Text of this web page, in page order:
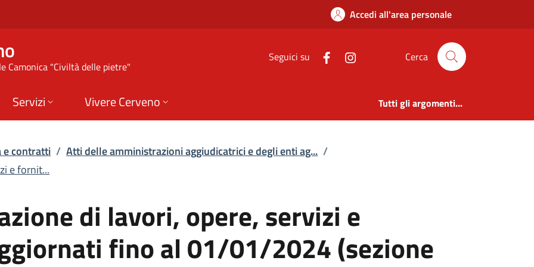
di lavori, opere, servizi e forniture
Accedi all'area personale
Camonica "Civiltà delle pietre"
Seguici su Cerca
Servizi Vivere Cerveno Tutti gli argomenti...
e contratti / Atti delle amministrazioni aggiudicatrici e degli enti ag... /
e fornit...
di lavori, opere, servizi e
fino al 01/01/2024 (sezione